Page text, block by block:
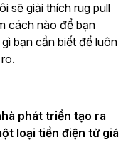
sẽ giải thích rug pull
cách nào để bạn
bạn cần biết để luôn
phát triển tạo ra
loại tiền điện tử giá